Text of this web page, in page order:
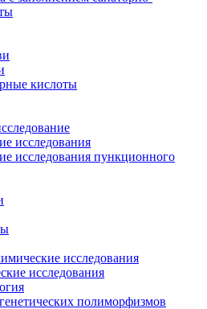
кислоты
исследования
исследования пункционного
исследования
исследования
полиморфизмов